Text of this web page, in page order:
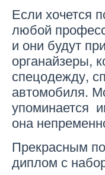
Если хочется
любой
и они будут
органайзеры,
спецодежду,
автомобиля.
упоминается
она
Прекрасным
диплом с